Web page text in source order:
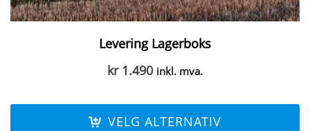
Levering Lagerboks
kr1.490 inkl. mva.
VELG ALTERNATIV